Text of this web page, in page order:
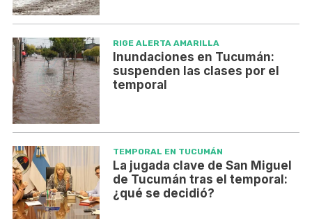
RIGE ALERTA AMARILLA
Inundaciones en Tucumán:
suspenden las clases por el
temporal
TEMPORAL EN TUCUMÁN
La jugada clave de San Miguel
de Tucumán tras el temporal:
¿qué se decidió?